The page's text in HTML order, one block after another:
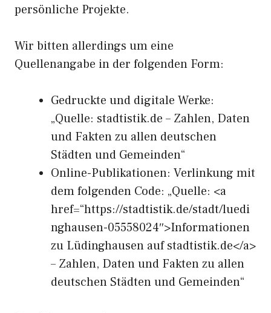
persönliche Projekte.
Wir bitten allerdings um eine
Quellenangabe in der folgenden Form:
Gedruckte und digitale Werke:
„Quelle: stadtistik.de – Zahlen, Daten
und Fakten zu allen deutschen
Städten und Gemeinden“
Online-Publikationen: Verlinkung mit
dem folgenden Code: „Quelle: <a
href=“https://stadtistik.de/stadt/luedi
nghausen-05558024″>Informationen
zu Lüdinghausen auf stadtistik.de</a>
– Zahlen, Daten und Fakten zu allen
deutschen Städten und Gemeinden“